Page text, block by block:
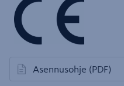
Asennusohje (PDF)
avautuu uuteen välilehteen